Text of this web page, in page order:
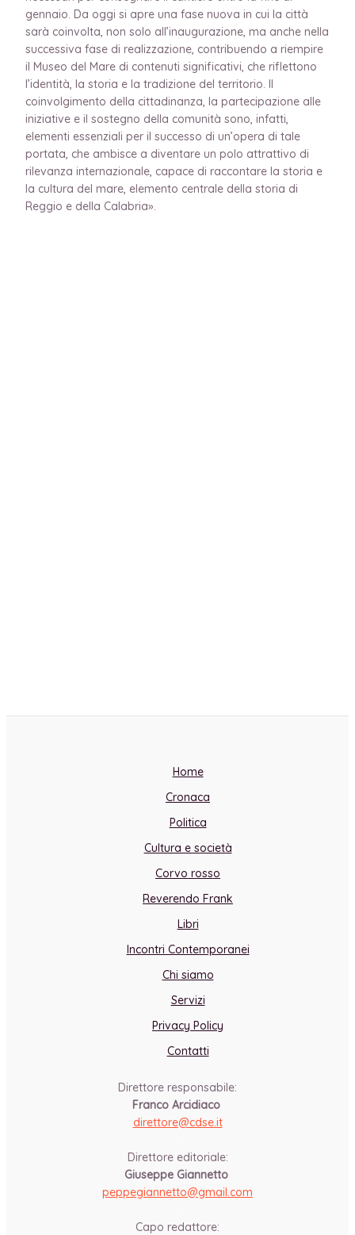
gennaio. Da oggi si apre una fase nuova in cui la città
sarà coinvolta, non solo all’inaugurazione, ma anche nella
successiva fase di realizzazione, contribuendo a riempire
il Museo del Mare di contenuti significativi, che riflettono
l’identità, la storia e la tradizione del territorio. Il
coinvolgimento della cittadinanza, la partecipazione alle
iniziative e il sostegno della comunità sono, infatti,
elementi essenziali per il successo di un’opera di tale
portata, che ambisce a diventare un polo attrattivo di
rilevanza internazionale, capace di raccontare la storia e
la cultura del mare, elemento centrale della storia di
Reggio e della Calabria».
Home
Cronaca
Politica
Cultura e società
Corvo rosso
Reverendo Frank
Libri
Incontri Contemporanei
Chi siamo
Servizi
Privacy Policy
Contatti
Direttore responsabile:
Franco Arcidiaco
direttore@cdse.it
Direttore editoriale:
Giuseppe Giannetto
peppegiannetto@gmail.com
Capo redattore: